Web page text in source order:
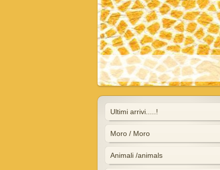
Ultimi arrivi.....!
Moro / Moro
Animali /animals